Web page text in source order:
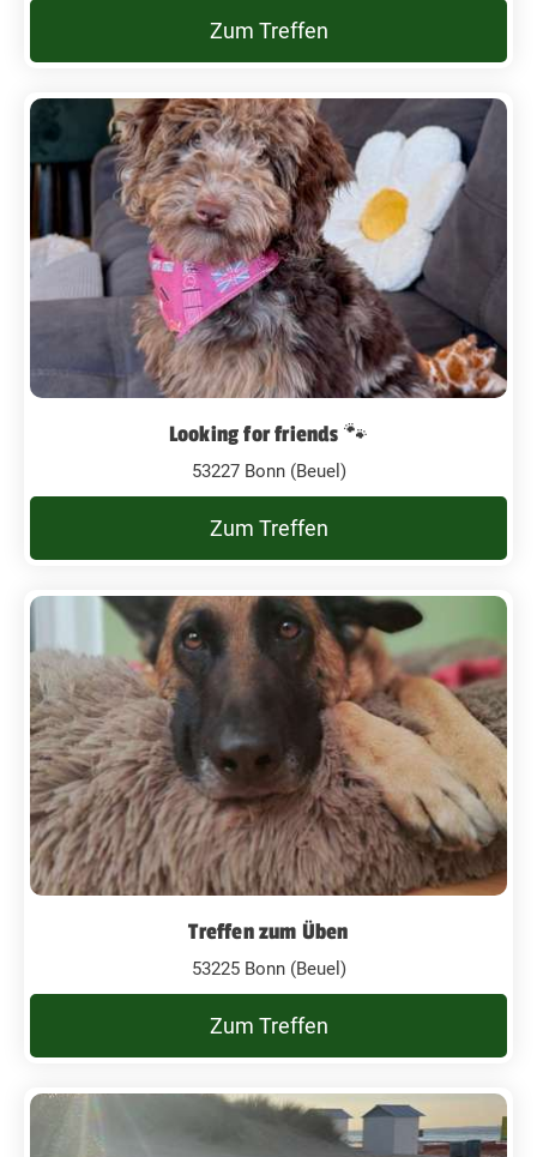
Zum Treffen
Looking for friends 🐾
53227 Bonn (Beuel)
Zum Treffen
Treffen zum Üben
53225 Bonn (Beuel)
Zum Treffen